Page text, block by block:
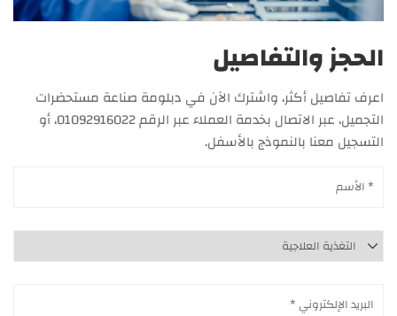
الحجز والتفاصيل
اعرف تفاصيل أكثر، واشترك الآن في دبلومة صناعة مستحضرات
التجميل، عبر الاتصال بخدمة العملاء عبر الرقم 01092916022، أو
التسجيل معنا بالنموذج بالأسفل.